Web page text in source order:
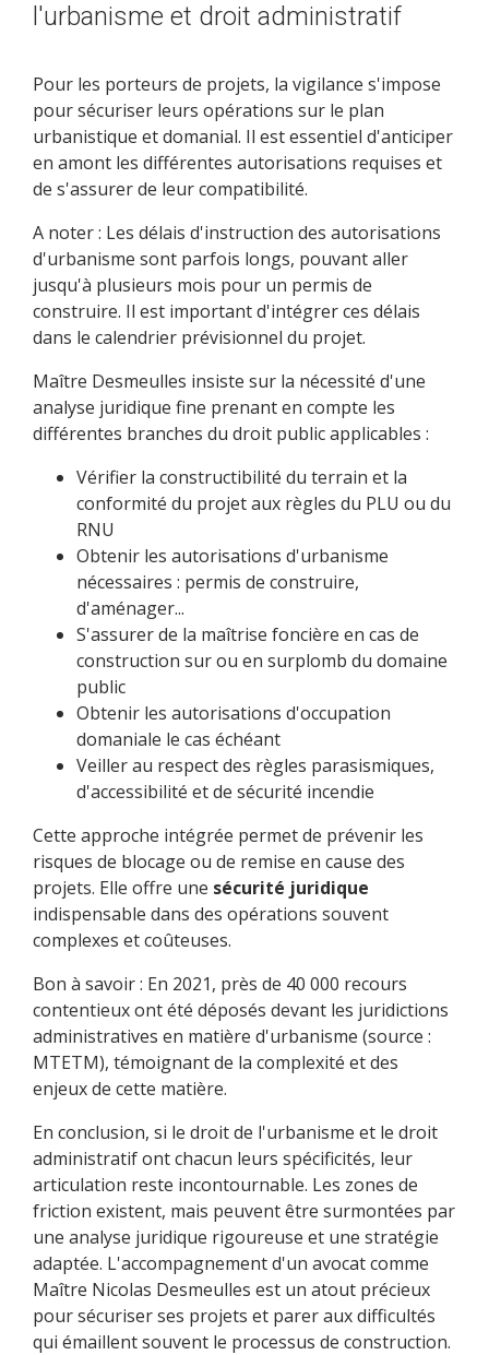
l'urbanisme et droit administratif
Pour les porteurs de projets, la vigilance s'impose
pour sécuriser leurs opérations sur le plan
urbanistique et domanial. Il est essentiel d'anticiper
en amont les différentes autorisations requises et
de s'assurer de leur compatibilité.
A noter : Les délais d'instruction des autorisations
d'urbanisme sont parfois longs, pouvant aller
jusqu'à plusieurs mois pour un permis de
construire. Il est important d'intégrer ces délais
dans le calendrier prévisionnel du projet.
Maître Desmeulles insiste sur la nécessité d'une
analyse juridique fine prenant en compte les
différentes branches du droit public applicables :
Vérifier la constructibilité du terrain et la
conformité du projet aux règles du PLU ou du
RNU
Obtenir les autorisations d'urbanisme
nécessaires : permis de construire,
d'aménager...
S'assurer de la maîtrise foncière en cas de
construction sur ou en surplomb du domaine
public
Obtenir les autorisations d'occupation
domaniale le cas échéant
Veiller au respect des règles parasismiques,
d'accessibilité et de sécurité incendie
Cette approche intégrée permet de prévenir les
risques de blocage ou de remise en cause des
projets. Elle offre une sécurité juridique
indispensable dans des opérations souvent
complexes et coûteuses.
Bon à savoir : En 2021, près de 40 000 recours
contentieux ont été déposés devant les juridictions
administratives en matière d'urbanisme (source :
MTETM), témoignant de la complexité et des
enjeux de cette matière.
En conclusion, si le droit de l'urbanisme et le droit
administratif ont chacun leurs spécificités, leur
articulation reste incontournable. Les zones de
friction existent, mais peuvent être surmontées par
une analyse juridique rigoureuse et une stratégie
adaptée. L'accompagnement d'un avocat comme
Maître Nicolas Desmeulles est un atout précieux
pour sécuriser ses projets et parer aux difficultés
qui émaillent souvent le processus de construction.